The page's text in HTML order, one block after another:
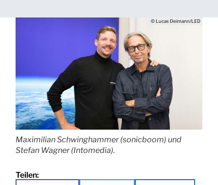
© Lucas Deimann/LED
Maximilian Schwinghammer (sonicboom) und
Stefan Wagner (Intomedia).
Teilen: